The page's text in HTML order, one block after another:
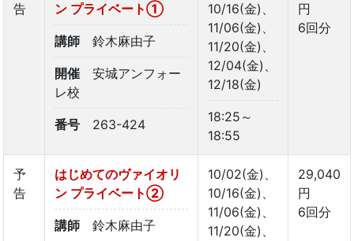
告
ン プライベート①
講師 鈴木麻由子
開催
安城アンフォー
レ校
番号 263-424
10/16(金)、
11/06(金)、
11/20(金)、
12/04(金)、
12/18(金)
18:25～
18:55
円
6回分
予
告
はじめてのヴァイオリ
ン プライベート②
講師 鈴木麻由子
10/02(金)、
10/16(金)、
11/06(金)、
11/20(金)、
29,040
円
6回分